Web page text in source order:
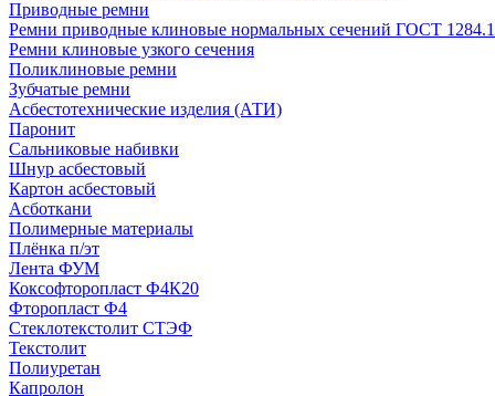
Приводные ремни
Ремни приводные клиновые нормальных сечений ГОСТ
Ремни клиновые узкого сечения
Поликлиновые ремни
Зубчатые ремни
Асбестотехнические изделия (АТИ)
Паронит
Сальниковые набивки
Шнур асбестовый
Картон асбестовый
Асботкани
Полимерные материалы
Плёнка п/эт
Лента ФУМ
Коксофторопласт Ф4К20
Фторопласт Ф4
Стеклотекстолит СТЭФ
Текстолит
Полиуретан
Капролон